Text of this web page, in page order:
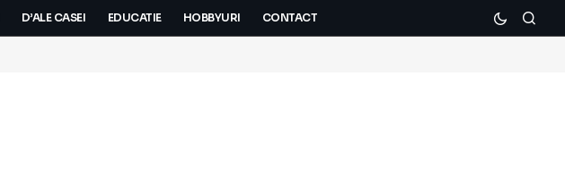
D’ALE CASEI EDUCATIE HOBBYURI CONTACT